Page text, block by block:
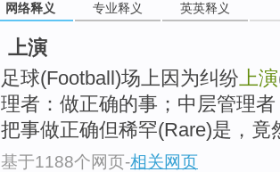
网络释义 专业释义 英英释义
上演
足球(Football)场上因为纠纷上演
理者：做正确的事；中层管理
把事做正确但稀罕(Rare)是，
基于1188个网页-相关网页